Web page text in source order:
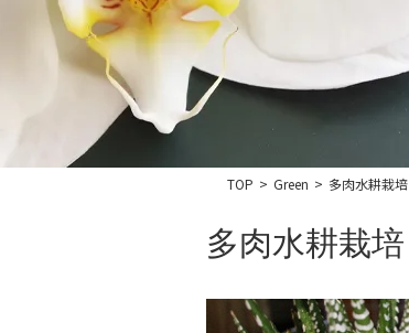
TOP > Green > 多肉水耕栽培
多肉水耕栽培